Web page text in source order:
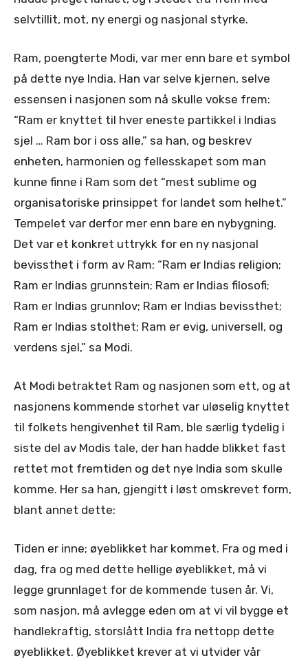
selvtillit, mot, ny energi og nasjonal styrke.
Ram, poengterte Modi, var mer enn bare et symbol
på dette nye India. Han var selve kjernen, selve
essensen i nasjonen som nå skulle vokse frem:
“Ram er knyttet til hver eneste partikkel i Indias
sjel … Ram bor i oss alle,” sa han, og beskrev
enheten, harmonien og fellesskapet som man
kunne finne i Ram som det “mest sublime og
organisatoriske prinsippet for landet som helhet.”
Tempelet var derfor mer enn bare en nybygning.
Det var et konkret uttrykk for en ny nasjonal
bevissthet i form av Ram: “Ram er Indias religion;
Ram er Indias grunnstein; Ram er Indias filosofi;
Ram er Indias grunnlov; Ram er Indias bevissthet;
Ram er Indias stolthet; Ram er evig, universell, og
verdens sjel,” sa Modi.
At Modi betraktet Ram og nasjonen som ett, og at
nasjonens kommende storhet var uløselig knyttet
til folkets hengivenhet til Ram, ble særlig tydelig i
siste del av Modis tale, der han hadde blikket fast
rettet mot fremtiden og det nye India som skulle
komme. Her sa han, gjengitt i løst omskrevet form,
blant annet dette:
Tiden er inne; øyeblikket har kommet. Fra og med i
dag, fra og med dette hellige øyeblikket, må vi
legge grunnlaget for de kommende tusen år. Vi,
som nasjon, må avlegge eden om at vi vil bygge et
handlekraftig, storslått India fra nettopp dette
øyeblikket. Øyeblikket krever at vi utvider vår